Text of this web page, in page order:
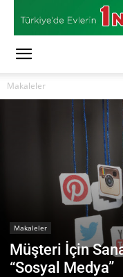
Makaleler
Makaleler
Müşteri İçin
“Sosyal Medya”